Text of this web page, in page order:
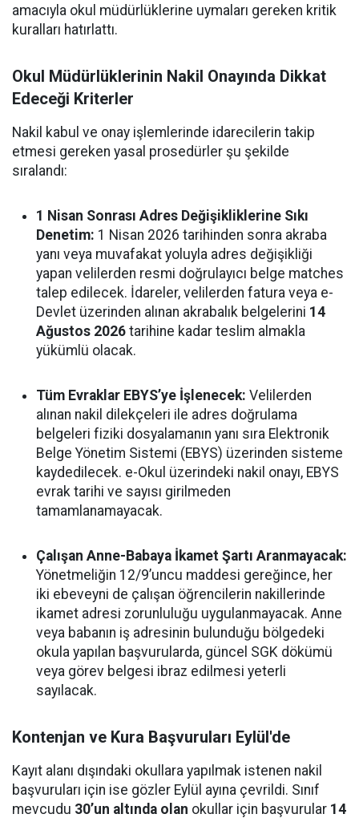
amacıyla okul müdürlüklerine uymaları gereken kritik
kuralları hatırlattı.
Okul Müdürlüklerinin Nakil Onayında Dikkat
Edeceği Kriterler
Nakil kabul ve onay işlemlerinde idarecilerin takip
etmesi gereken yasal prosedürler şu şekilde
sıralandı:
1 Nisan Sonrası Adres Değişikliklerine Sıkı
Denetim: 1 Nisan 2026 tarihinden sonra akraba
yanı veya muvafakat yoluyla adres değişikliği
yapan velilerden resmi doğrulayıcı belge matches
talep edilecek. İdareler, velilerden fatura veya e-
Devlet üzerinden alınan akrabalık belgelerini 14
Ağustos 2026 tarihine kadar teslim almakla
yükümlü olacak.
Tüm Evraklar EBYS’ye İşlenecek: Velilerden
alınan nakil dilekçeleri ile adres doğrulama
belgeleri fiziki dosyalamanın yanı sıra Elektronik
Belge Yönetim Sistemi (EBYS) üzerinden sisteme
kaydedilecek. e-Okul üzerindeki nakil onayı, EBYS
evrak tarihi ve sayısı girilmeden
tamamlanamayacak.
Çalışan Anne-Babaya İkamet Şartı Aranmayacak:
Yönetmeliğin 12/9’uncu maddesi gereğince, her
iki ebeveyni de çalışan öğrencilerin nakillerinde
ikamet adresi zorunluluğu uygulanmayacak. Anne
veya babanın iş adresinin bulunduğu bölgedeki
okula yapılan başvurularda, güncel SGK dökümü
veya görev belgesi ibraz edilmesi yeterli
sayılacak.
Kontenjan ve Kura Başvuruları Eylül'de
Kayıt alanı dışındaki okullara yapılmak istenen nakil
başvuruları için ise gözler Eylül ayına çevrildi. Sınıf
mevcudu 30’un altında olan okullar için başvurular 14